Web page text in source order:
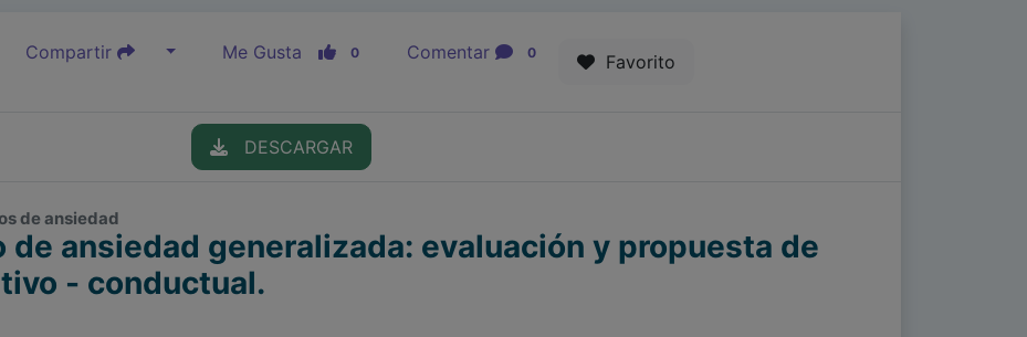
Compartir Me Gusta 0 Comentar 0 Favorito
DESCARGAR
de ansiedad
de ansiedad generalizada: evaluación y propuesta de
- conductual.